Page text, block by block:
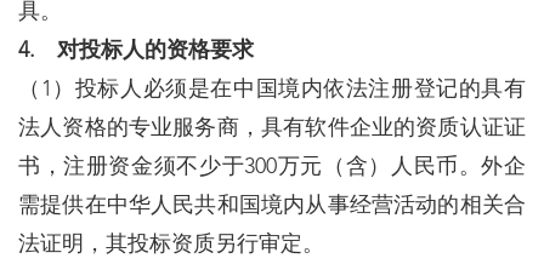
具。
4. 对投标人的资格要求
（1）投标人必须是在中国境内依法注册登记的具有
法人资格的专业服务商，具有软件企业的资质认证证
书，注册资金须不少于300万元（含）人民币。外企
需提供在中华人民共和国境内从事经营活动的相关合
法证明，其投标资质另行审定。